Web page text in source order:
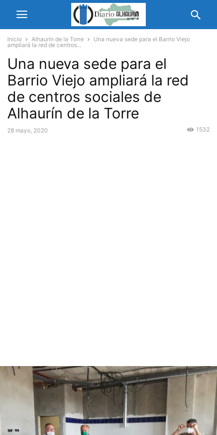
Inicio Alhaurín de la Torre
Una nueva sede para el Barrio Viejo
ampliará la red de centros...
Una nueva sede para el
Barrio Viejo ampliará la red
de centros sociales de
Alhaurín de la Torre
28 mayo, 2020 1532